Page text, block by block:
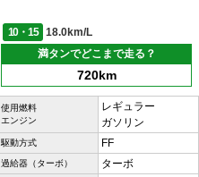
10・15
18.0km/L
満タンでどこまで走る？
720km
使用燃料
エンジン
レギュラー
ガソリン
駆動方式 FF
過給器（ターボ） ターボ